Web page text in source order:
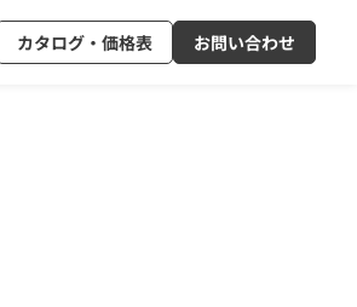
カタログ・価格表 お問い合わせ